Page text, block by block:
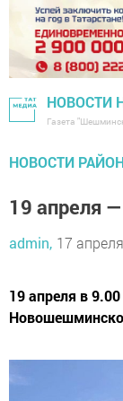
НОВОСТИ
Газета
НОВОСТИ
19 апреля
admin, 17
19 апреля в